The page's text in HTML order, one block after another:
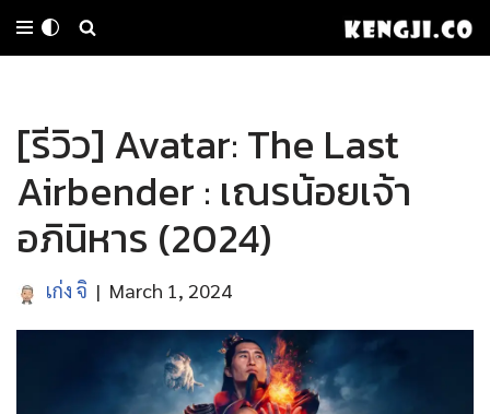
Skip
content
[รีวิว] Avatar: The Last
Airbender : เณรน้อยเจ้า
อภินิหาร (2024)
เก่ง จิ March 1, 2024